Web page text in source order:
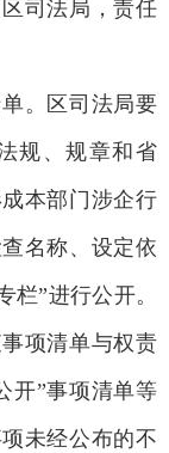
司法局，责任
。区司法局要
规、规章和省
本部门涉企行
名称、设定依
栏”进行公开。
项清单与权责
开”事项清单等
未经公布的不